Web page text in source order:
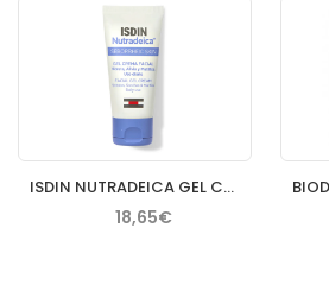
ISDIN NUTRADEICA GEL CREMA FACIAL PIEL SEBORREICA 50 ML
18,65€